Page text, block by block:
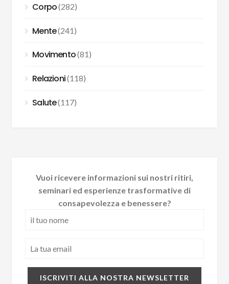
Corpo(282)
Mente(241)
Movimento(81)
Relazioni(118)
Salute(117)
Vuoi ricevere informazioni sui nostri ritiri,
seminari ed esperienze trasformative di
consapevolezza e benessere?